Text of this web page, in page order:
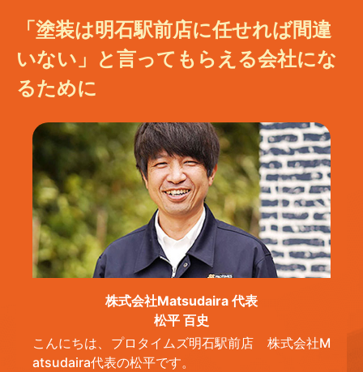
「塗装は明石駅前店に任せれば間違
いない」と言ってもらえる会社にな
るために
株式会社Matsudaira 代表
松平 百史
こんにちは、プロタイムズ明石駅前店 株式会社M
atsudaira代表の松平です。